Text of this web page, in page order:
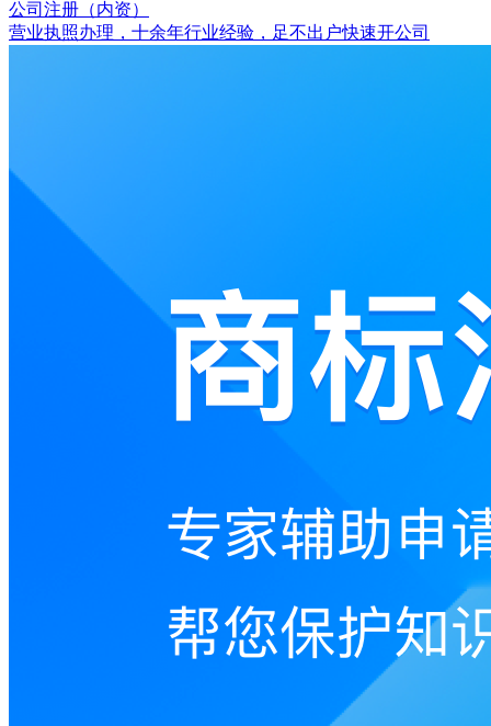
公司注册（内资）
营业执照办理，十余年行业经验，足不出户快速开公司